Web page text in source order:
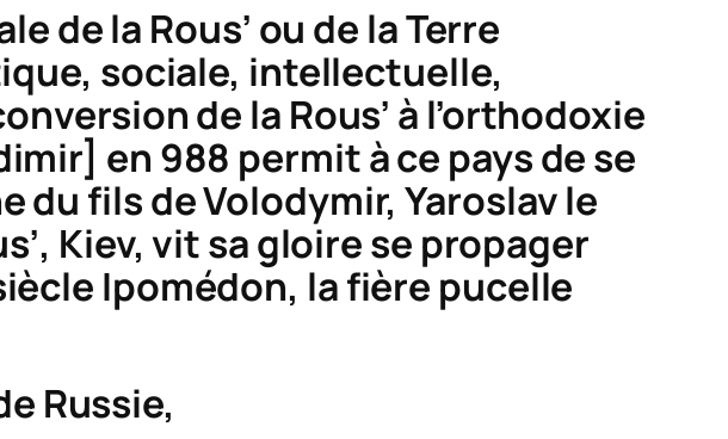
de la Rous’ ou de laTerre
sociale, intellectuelle,
de la Rous’ à l’orthodoxie
en 988 permit à ce pays de se
du fils de Volodymir, Yaroslav le
Kiev, vit sa gloire se propager
Ipomédon, la fière pucelle
Russie,